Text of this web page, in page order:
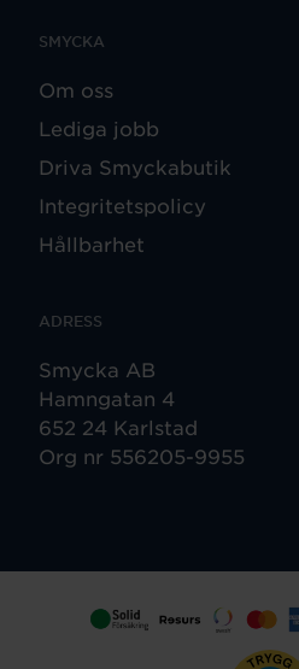
SMYCKA
Om oss
Lediga jobb
Driva Smyckabutik
Integritetspolicy
Hållbarhet
ADRESS
Smycka AB
Hamngatan 4
652 24 Karlstad
Org nr 556205-9955